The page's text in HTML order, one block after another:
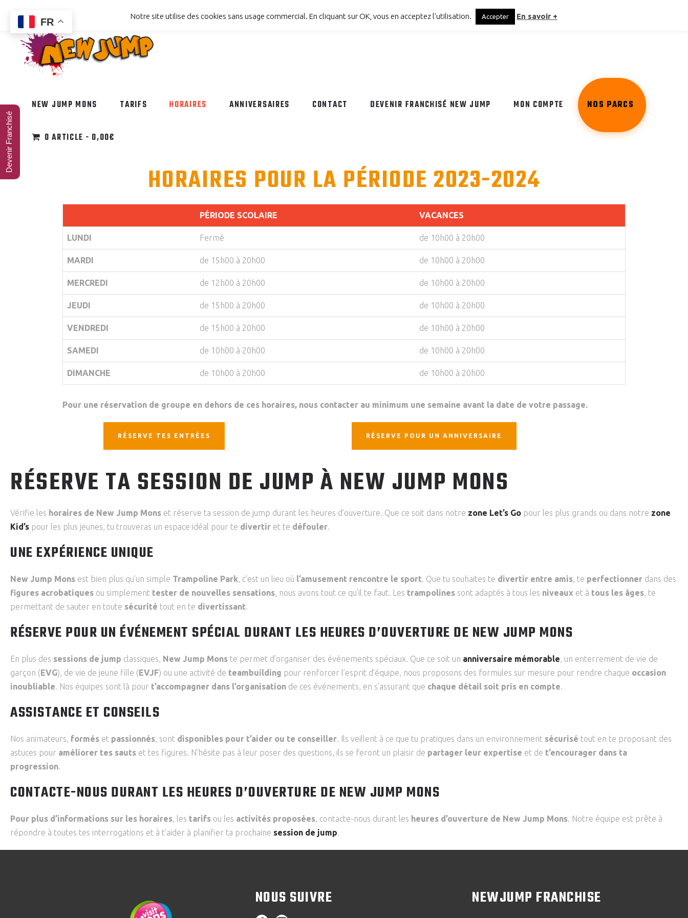
NEW JUMP MONS TARIFS HORAIRES ANNIVERSAIRES CONTACT DEVENIR FRANCHISÉ NEW JUMP MON COMPTE NOS PARCS
0 ARTICLE 0,00€
HORAIRES POUR LA PÉRIODE 2023-2024
PÉRIODE SCOLAIRE VACANCES
LUNDI Fermé de 10h00 à 20h00
MARDI de 15h00 à 20h00 de 10h00 à 20h00
MERCREDI de 12h00 à 20h00 de 10h00 à 20h00
JEUDI de 15h00 à 20h00 de 10h00 à 20h00
VENDREDI de 15h00 à 20h00 de 10h00 à 20h00
SAMEDI de 10h00 à 20h00 de 10h00 à 20h00
DIMANCHE de 10h00 à 20h00 de 10h00 à 20h00
Pour une réservation de groupe en dehors de ces horaires, nous contacter au minimum une semaine avant la date de votre passage.
RÉSERVE TES ENTRÉES RÉSERVE POUR UN ANNIVERSAIRE
RÉSERVE TA SESSION DE JUMP À NEW JUMP MONS
Vérifie les horaires de New Jump Mons et réserve ta session de jump durant les heures d’ouverture. Que ce soit dans notre zone Let’s Go pour les plus grands ou dans notre zone
Kid’s pour les plus jeunes, tu trouveras un espace idéal pour te divertir et te défouler.
UNE EXPÉRIENCE UNIQUE
New Jump Mons est bien plus qu’un simple Trampoline Park, c’est un lieu où l’amusement rencontre le sport. Que tu souhaites te divertir entre amis, te perfectionner dans des
figures acrobatiques ou simplement tester de nouvelles sensations, nous avons tout ce qu’il te faut. Les trampolines sont adaptés à tous les niveaux et à tous les âges, te
permettant de sauter en toute sécurité tout en te divertissant.
RÉSERVE POUR UN ÉVÉNEMENT SPÉCIAL DURANT LES HEURES D’OUVERTURE DE NEW JUMP MONS
En plus des sessions de jump classiques, New Jump Mons te permet d’organiser des événements spéciaux. Que ce soit un anniversaire mémorable, un enterrement de vie de
garçon (EVG), de vie de jeune fille (EVJF) ou une activité de teambuilding pour renforcer l’esprit d’équipe, nous proposons des formules sur mesure pour rendre chaque occasion
inoubliable. Nos équipes sont là pour t’accompagner dans l’organisation de ces événements, en s’assurant que chaque détail soit pris en compte.
ASSISTANCE ET CONSEILS
Nos animateurs, formés et passionnés, sont disponibles pour t’aider ou te conseiller. Ils veillent à ce que tu pratiques dans un environnement sécurisé tout en te proposant des
astuces pour améliorer tes sauts et tes figures. N’hésite pas à leur poser des questions, ils se feront un plaisir de partager leur expertise et de t’encourager dans ta
progression.
CONTACTE-NOUS DURANT LES HEURES D’OUVERTURE DE NEW JUMP MONS
Pour plus d’informations sur les horaires, les tarifs ou les activités proposées, contacte-nous durant les heures d’ouverture de New Jump Mons. Notre équipe est prête à
répondre à toutes tes interrogations et à t’aider à planifier ta prochaine session de jump.
NOUS SUIVRE NEWJUMP FRANCHISE
Notre site utilise des cookies sans usage commercial. En cliquant sur OK, vous en acceptez l’utilisation. Accepter En savoir +
FR
Devenir Franchisé